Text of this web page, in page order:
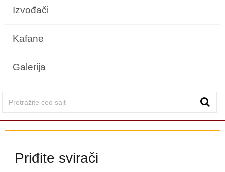
Izvođači
Kafane
Galerija
Priđite svirači